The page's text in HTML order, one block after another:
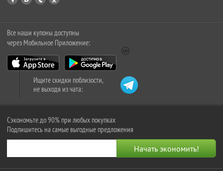
Все наши купоны доступны
через Мобильное Приложение:
Ищите скидки поблизости,
не выходя из чата:
Сэкономьте до 90% при любых покупках
Подпишитесь на самые выгодные предложения